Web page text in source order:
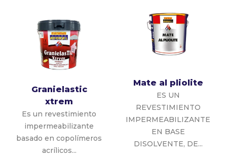
Granielastic
xtrem
Es un revestimiento
impermeabilizante
basado en copolímeros
acrílicos...
Mate al pliolite
ES UN
REVESTIMIENTO
IMPERMEABILIZANTE
EN BASE
DISOLVENTE, DE...